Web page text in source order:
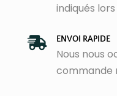
indiqués
 ENVOI RAPIDE
Nous nous
commande